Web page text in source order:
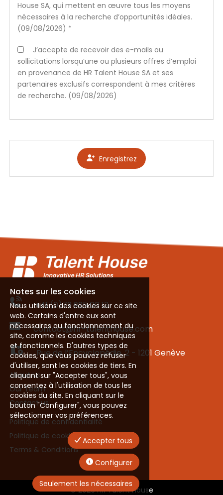
House SA, qui mettent en œuvre tous les moyens
nécessaires à la recherche d’opportunités idéales.
(09/08/2026) *
J’accepte de recevoir des e-mails ou
sollicitations lorsqu’une ou plusieurs offres d’emploi
en provenance de HR Talent House SA et ses
partenaires exclusifs correspondent à mes critères
de recherche. (09/08/2026)
Enregistrez
+41 (0)79 925 00 13
contact@hr-talenthouse.com
Rue de l’Encyclopédie, 2 - 1201 Genève
About Us
Our Team
Contact us
Politique de confidentialité
Politique de cookies
Terms & Conditions
©2026 HR Talent House
Notes sur les cookies
Nous utilisons des cookies sur ce site
web. Certains d'entre eux sont
nécessaires au fonctionnement du
site, comme les cookies techniques
et fonctionnels. D'autres types de
cookies, que vous pouvez refuser
d'utiliser, sont les cookies de tiers. En
cliquant sur "Accepter tous", vous
consentez à l'utilisation de tous les
cookies du site. En cliquant sur le
bouton "Configurer", vous pouvez
sélectionner vos préférences.
Accepter tous
Configurer
Seulement les nécessaires